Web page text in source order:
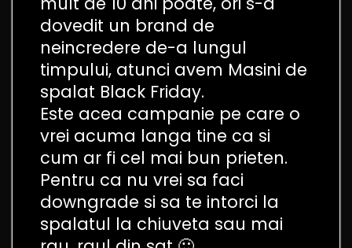
dovedit un brand de
neincredere de-a lungul
timpului, atunci avem Masini de
spalat Black Friday.
Este acea campanie pe care o
vrei acuma langa tine ca si
cum ar fi cel mai bun prieten.
Pentru ca nu vrei sa faci
downgrade si sa te intorci la
spalatul la chiuveta sau mai